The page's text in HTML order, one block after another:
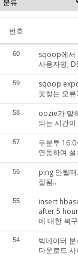
번호
60
sqoop에서
사용자명,
59
sqoop
못찾는 오
58
oozie가 말
되는 시간
57
우분투
연동하여 설
56
ping 안될
잘됨..
55
insert
after 5
에 대한 복
54
빅데이터
다운로드 사